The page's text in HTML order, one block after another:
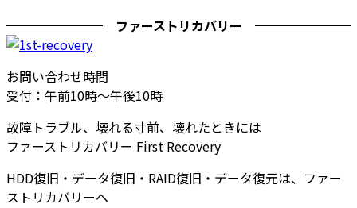
ファーストリカバリー
お問い合わせ時間
受付：午前10時～午後10時
故障トラブル、壊れる寸前、壊れたときには
ファーストリカバリー First Recovery
HDD復旧・データ復旧・RAID復旧・データ復元は、ファー
ストリカバリーへ